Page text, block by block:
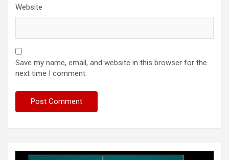
Website
Save my name, email, and website in this browser for the
next time I comment.